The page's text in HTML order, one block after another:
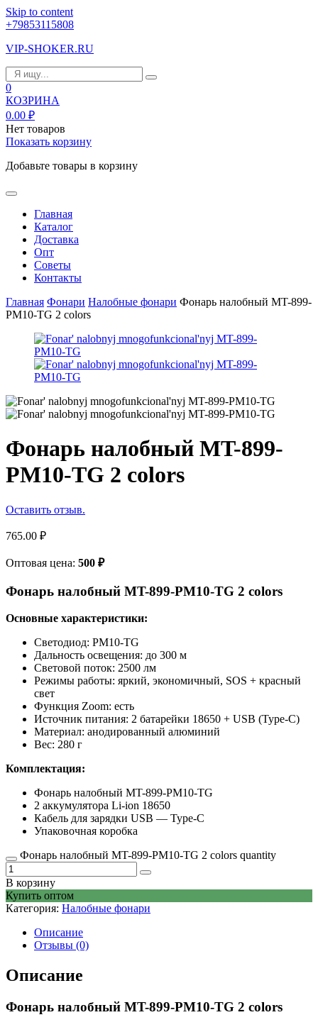
Skip to content
+79853115808
VIP-SHOKER.RU
0
КОЗРИНА
0.00 ₽
Нет товаров
Показать корзину
Добавьте товары в корзину
Главная
Каталог
Доставка
Опт
Советы
Контакты
Главная Фонари Налобные фонари Фонарь налобный MT-899-
PM10-TG 2 colors
Фонарь налобный MT-899-
PM10-TG 2 colors
Оставить отзыв.
765.00 ₽
Оптовая цена: 500 ₽
Фонарь налобный MT-899-PM10-TG 2 colors
Основные характеристики:
Светодиод: PM10-TG
Дальность освещения: до 300 м
Световой поток: 2500 лм
Режимы работы: яркий, экономичный, SOS + красный
свет
Функция Zoom: есть
Источник питания: 2 батарейки 18650 + USB (Type-C)
Материал: анодированный алюминий
Вес: 280 г
Комплектация:
Фонарь налобный MT-899-PM10-TG
2 аккумулятора Li-ion 18650
Кабель для зарядки USB — Type-C
Упаковочная коробка
Фонарь налобный MT-899-PM10-TG 2 colors quantity
В корзину
Купить оптом
Категория: Налобные фонари
Описание
Отзывы (0)
Описание
Фонарь налобный MT-899-PM10-TG 2 colors